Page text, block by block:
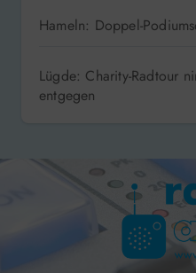
Hameln: Doppel-
Lügde: Charity-Radtour
entgegen